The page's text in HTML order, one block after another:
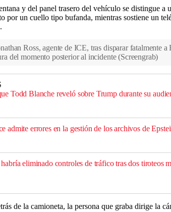
y del panel trasero del vehículo se distingue a
por un cuello tipo bufanda, mientras sostiene un
Ross, agente de ICE, tras disparar fatalmente
del momento posterior al incidente (Screengrab)
Todd Blanche reveló sobre Trump durante su
admite errores en la gestión de los archivos de
eliminado controles de tráfico tras dos tiroteos
de la camioneta, la persona que graba dirige la